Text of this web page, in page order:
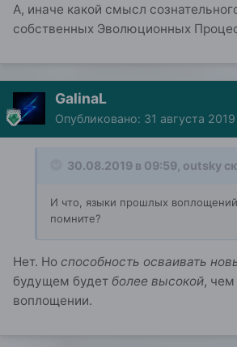
А, иначе какой смысл
собственных Эволюционных
GalinaL
Опубликовано: 31 августа 2019
30.08.2019 в 09:59, outsky
И что, языки прошлых
помните?
Нет. Но способность осваивать
будущем будет более высокой,
воплощении.